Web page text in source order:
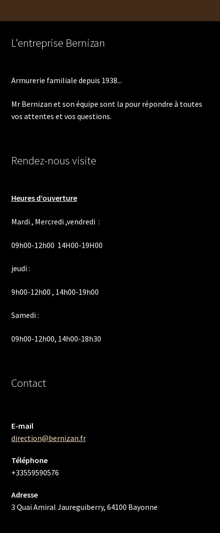
L'entreprise Bernizan
Armurerie familiale depuis 1938...
Mr Bernizan et son équipe sont la pour répondre à toutes
vos attentes et vos questions.
Rendez-nous visite
Heures d’ouverture
Mardi , Mercredi ,vendredi :
09h00-12h00 14H00-19H00
jeudi :
9h00-12h00 , 14h00-19h00
Samedi :
09h00-12h00, 14h00-18h30
Contact
E-mail
direction@bernizan.fr
Téléphone
+33559590576
Adresse
3 Quai Amiral Jaureguiberry, 64100 Bayonne